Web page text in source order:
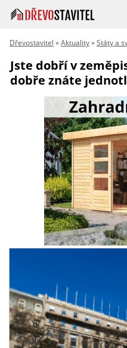
Dřevostavitel »Aktuality»Státy a
Jste dobří v
dobře znáte